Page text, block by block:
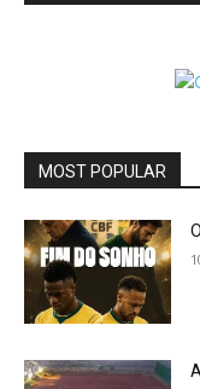
MOST POPULAR